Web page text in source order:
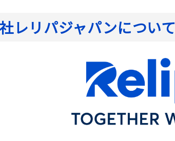
レリパジャパンについて